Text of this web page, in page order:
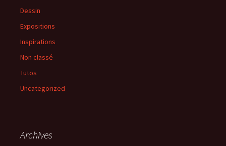
Dessin
Expositions
Inspirations
Non classé
Tutos
Uncategorized
Archives